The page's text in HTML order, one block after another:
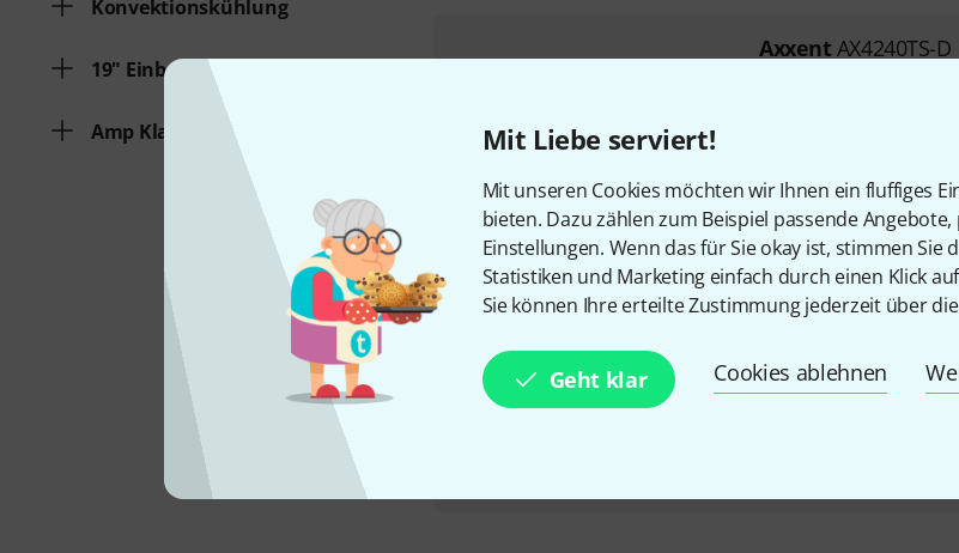
Mit Liebe serviert!
Mit unseren Cookies möchten wir Ihnen ein fluffiges
bieten. Dazu zählen zum Beispiel passende
Einstellungen. Wenn das für Sie okay ist, stimmen
Statistiken und Marketing einfach durch einen Klick auf
Sie können Ihre erteilte Zustimmung jederzeit über
Geht klar Cookies ablehnen
Konvektionskühlung
19" Einbau Höhe
Amp Klassen
Axxent AX4240TS-D
Auf Anfrage
Axxent AX4120TS-D
Leistung: 4 x 117
(gebrückt)